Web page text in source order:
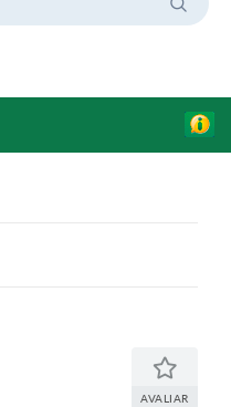
AVALIAR